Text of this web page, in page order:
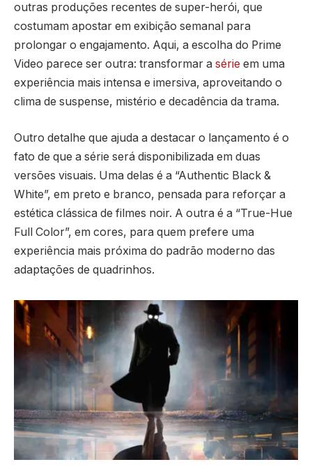
outras produções recentes de super-herói, que
costumam apostar em exibição semanal para
prolongar o engajamento. Aqui, a escolha do Prime
Video parece ser outra: transformar a série em uma
experiência mais intensa e imersiva, aproveitando o
clima de suspense, mistério e decadência da trama.
Outro detalhe que ajuda a destacar o lançamento é o
fato de que a série será disponibilizada em duas
versões visuais. Uma delas é a “Authentic Black &
White”, em preto e branco, pensada para reforçar a
estética clássica de filmes noir. A outra é a “True-Hue
Full Color”, em cores, para quem prefere uma
experiência mais próxima do padrão moderno das
adaptações de quadrinhos.